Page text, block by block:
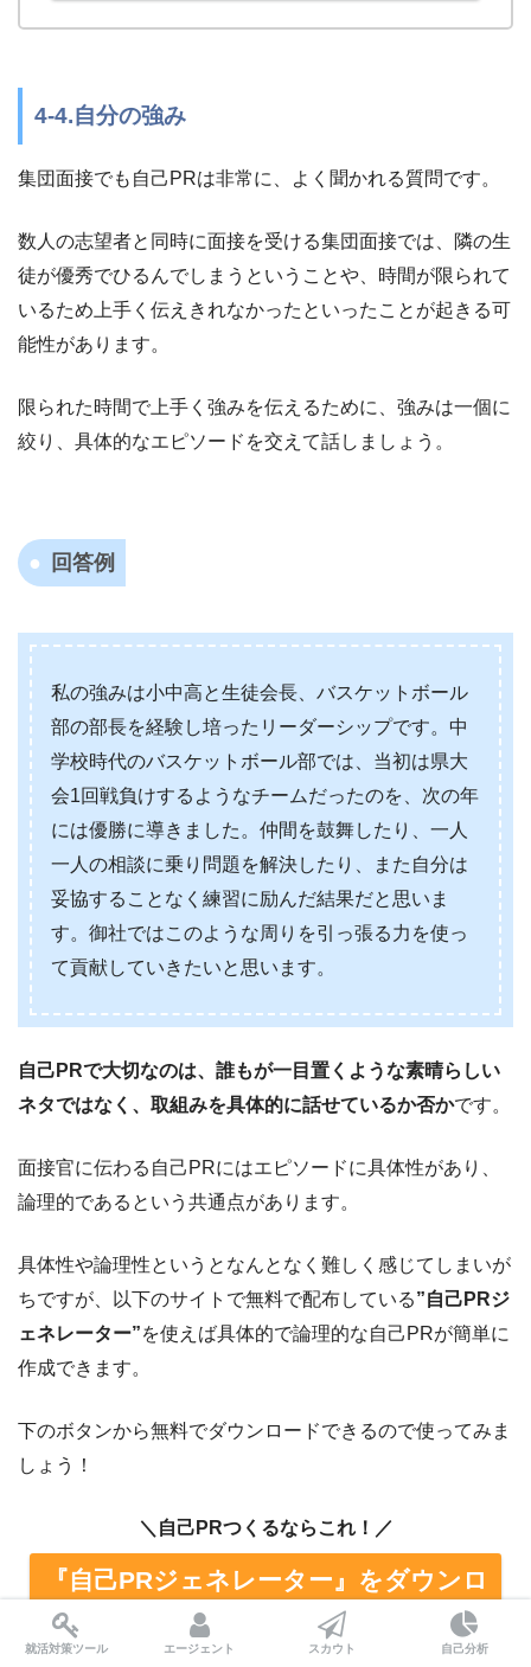
4-4.自分の強み
集団面接でも自己PRは非常に、よく聞かれる質問です。
数人の志望者と同時に面接を受ける集団面接では、隣の生
徒が優秀でひるんでしまうということや、時間が限られて
いるため上手く伝えきれなかったといったことが起きる可
能性があります。
限られた時間で上手く強みを伝えるために、強みは一個に
絞り、具体的なエピソードを交えて話しましょう。
回答例
私の強みは小中高と生徒会長、バスケットボール
部の部長を経験し培ったリーダーシップです。中
学校時代のバスケットボール部では、当初は県大
会1回戦負けするようなチームだったのを、次の年
には優勝に導きました。仲間を鼓舞したり、一人
一人の相談に乗り問題を解決したり、また自分は
妥協することなく練習に励んだ結果だと思いま
す。御社ではこのような周りを引っ張る力を使っ
て貢献していきたいと思います。
自己PRで大切なのは、誰もが一目置くような素晴らしい
ネタではなく、取組みを具体的に話せているか否かです。
面接官に伝わる自己PRにはエピソードに具体性があり、
論理的であるという共通点があります。
具体性や論理性というとなんとなく難しく感じてしまいが
ちですが、以下のサイトで無料で配布している”自己PRジ
ェネレーター”を使えば具体的で論理的な自己PRが簡単に
作成できます。
下のボタンから無料でダウンロードできるので使ってみま
しょう！
＼自己PRつくるならこれ！／
『自己PRジェネレーター』をダウンロ
ードする
就活対策ツール エージェント スカウト 自己分析